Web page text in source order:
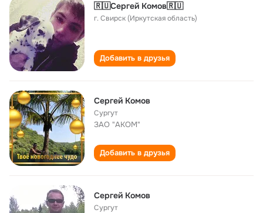
🇷🇺Сергей Комов🇷🇺
г. Свирск (Иркутская область)
Добавить в друзья
Сергей Комов
Сургут
ЗАО "АКОМ"
Добавить в друзья
Сергей Комов
Сургут